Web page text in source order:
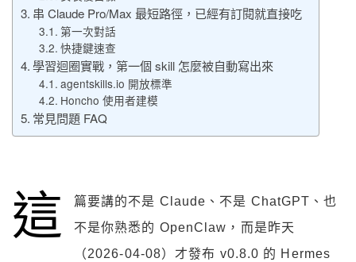
串 Claude Pro/Max 最短路徑，已經有訂閱就直接吃
第一次對話
快捷鍵速查
學習迴圈實戰，第一個 skill 怎麼被自動寫出來
agentskills.io 開放標準
Honcho 使用者建模
常見問題 FAQ
這
篇要講的不是 Claude、不是 ChatGPT、也
不是你熟悉的 OpenClaw，而是昨天
（2026-04-08）才發布 v0.8.0 的 Hermes